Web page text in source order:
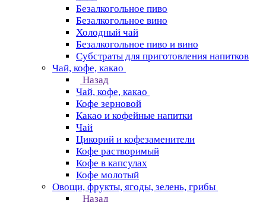
Безалкогольное пиво
Безалкогольное вино
Холодный чай
Безалкогольное пиво и вино
Субстраты для приготовления напитков
Чай, кофе, какао
Назад
Чай, кофе, какао
Кофе зерновой
Какао и кофейные напитки
Чай
Цикорий и кофезаменители
Кофе растворимый
Кофе в капсулах
Кофе молотый
Овощи, фрукты, ягоды, зелень, грибы
Назад